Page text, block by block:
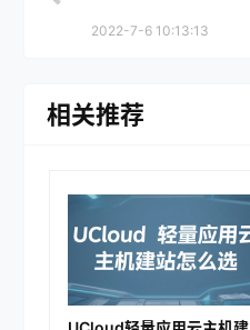
2022-7-6 10:13:13
相关推荐